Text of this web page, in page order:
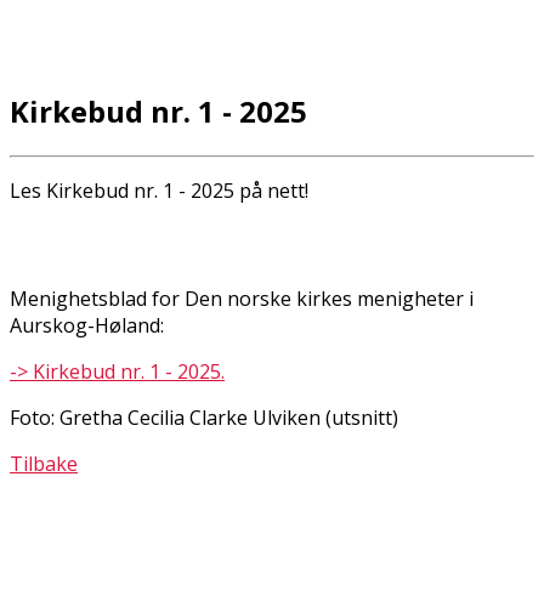
Kirkebud nr. 1 - 2025
Les Kirkebud nr. 1 - 2025 på nett!
Menighetsblad for Den norske kirkes menigheter i
Aurskog-Høland:
-> Kirkebud nr. 1 - 2025.
Foto: Gretha Cecilia Clarke Ulviken (utsnitt)
Tilbake